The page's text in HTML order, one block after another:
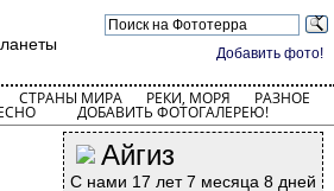
Добавить фото!
СТРАНЫ МИРА РЕКИ, МОРЯ РАЗНОЕ
ДОБАВИТЬ ФОТОГАЛЕРЕЮ!
Айгиз
С нами 17 лет 7 месяца 8 дней